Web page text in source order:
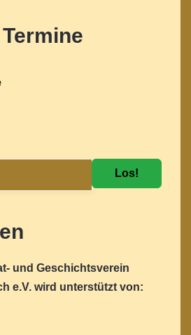
Los!
und Geschichtsverein
e.V. wird unterstützt von: